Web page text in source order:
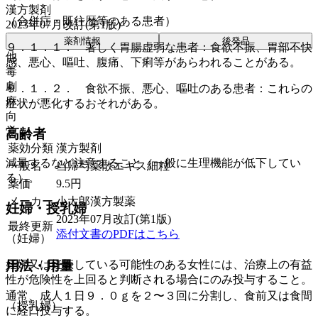
（合併症・既往歴等のある患者）
９．１．１． 著しく胃腸虚弱な患者：食欲不振、胃部不快
感、悪心、嘔吐、腹痛、下痢等があらわれることがある。
９．１．２． 食欲不振、悪心、嘔吐のある患者：これらの
症状が悪化するおそれがある。
高齢者
減量するなど注意すること（一般に生理機能が低下してい
る）。
妊婦・授乳婦
（妊婦）
妊婦又は妊娠している可能性のある女性には、治療上の有益
性が危険性を上回ると判断される場合にのみ投与すること。
（授乳婦）
漢方製剤
2023年07月改訂(第1版)
薬剤情報 後発品
他
毒
劇
麻
向
覚
薬効分類 漢方製剤
一般名
当帰芍薬散エキス細粒
薬価
9.5円
メーカー 小太郎漢方製薬
最終更新
2023年07月改訂(第1版)
添付文書のPDFはこちら
用法・用量
通常、成人１日９．０ｇを２〜３回に分割し、食前又は食間
に経口投与する。